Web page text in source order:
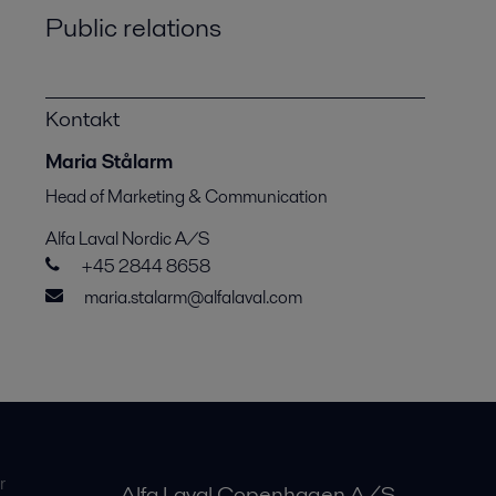
Public relations
Kontakt
Maria Stålarm
Head of Marketing & Communication
Alfa Laval Nordic A/S
+45 2844 8658
maria.stalarm@alfalaval.com